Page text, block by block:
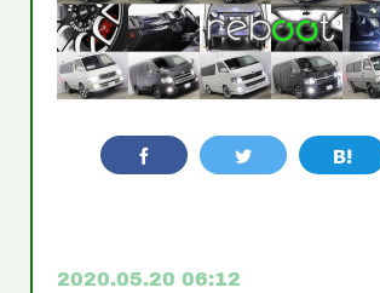
プライバシーポリシー
2020.05.20 06:12